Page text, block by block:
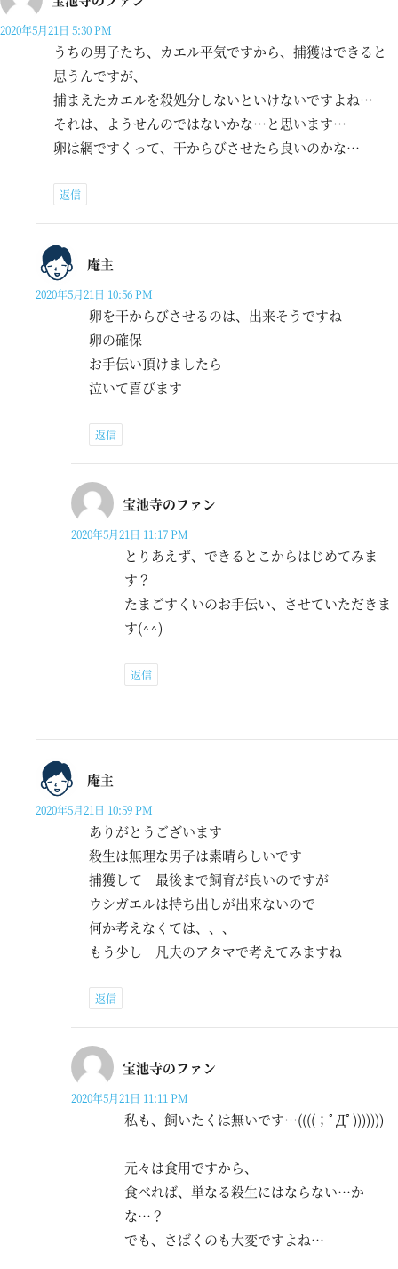
2020年5月21日 5:30 PM
うちの男子たち、カエル平気ですから、捕獲はできると
思うんですが、
捕まえたカエルを殺処分しないといけないですよね…
それは、ようせんのではないかな…と思います…
卵は網ですくって、干からびさせたら良いのかな…
返信
庵主
2020年5月21日 10:56 PM
卵を干からびさせるのは、出来そうですね
卵の確保
お手伝い頂けましたら
泣いて喜びます
返信
宝池寺のファン
2020年5月21日 11:17 PM
とりあえず、できるとこからはじめてみま
す？
たまごすくいのお手伝い、させていただきま
す(^^)
返信
庵主
2020年5月21日 10:59 PM
ありがとうございます
殺生は無理な男子は素晴らしいです
捕獲して 最後まで飼育が良いのですが
ウシガエルは持ち出しが出来ないので
何か考えなくては、、、
もう少し 凡夫のアタマで考えてみますね
返信
宝池寺のファン
2020年5月21日 11:11 PM
私も、飼いたくは無いです…((((；ﾟДﾟ)))))))
元々は食用ですから、
食べれば、単なる殺生にはならない…か
な…？
でも、さばくのも大変ですよね…